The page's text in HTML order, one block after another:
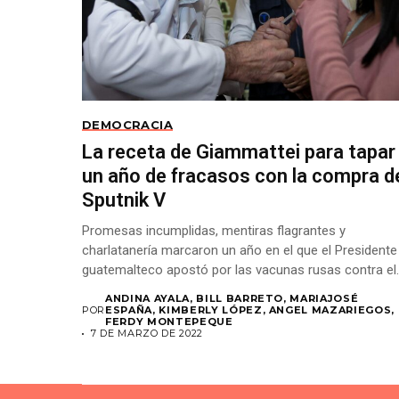
DEMOCRACIA
La receta de Giammattei para tapar
un año de fracasos con la compra
Sputnik V
Promesas incumplidas, mentiras flagrantes y
charlatanería marcaron un año en el que el Presidente
guatemalteco apostó por las vacunas rusas contra el
POR
ANDINA AYALA, BILL BARRETO, MARIAJOSÉ
ESPAÑA, KIMBERLY LÓPEZ, ANGEL MAZARIEGOS,
FERDY MONTEPEQUE
7 DE MARZO DE 2022